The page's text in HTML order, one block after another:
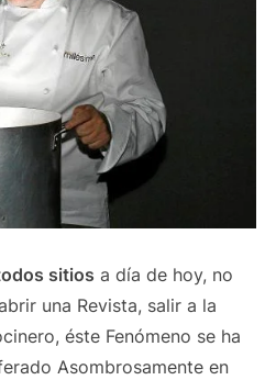
sitios a día de hoy, no
una Revista, salir a la
éste Fenómeno se ha
Asombrosamente en